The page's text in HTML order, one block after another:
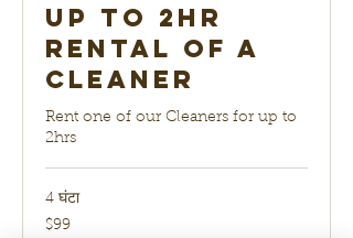
up to 2hr
Rental of a
Cleaner
Rent one of our Cleaners for up to
2hrs
4 घंटा
99
यूएस
$99